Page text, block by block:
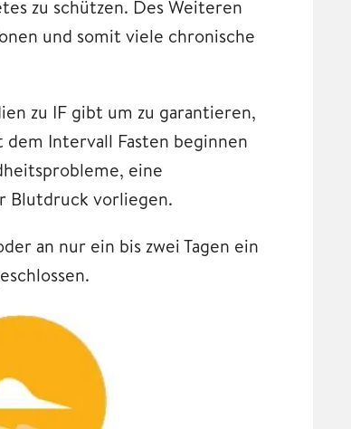
zu schützen. Des Weiteren
und somit viele chronische
zu IF gibt um zu garantieren,
Intervall Fasten beginnen
eine
Blutdruck vorliegen.
an nur ein bis zwei Tagen ein